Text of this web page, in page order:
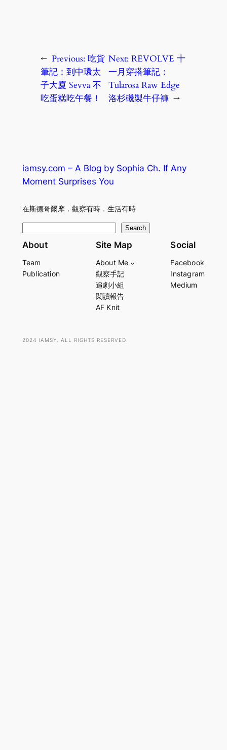
← Previous: 吃貨
筆記：到中環太
子大廈 Sevva 不
吃蛋糕吃午餐！
Next: REVOLVE 十
一月穿搭筆記：
Tularosa Raw Edge
洛杉磯製牛仔褲 →
iamsy.com – A Blog by Sophia Ch. If Any
Moment Surprises You
在斯德哥爾摩．觀察有時．生活有時
e
r
Search
About
Team
Publication
Site Map
About Me
觀察手記
追劇小組
閱讀報告
AF Knit
Social
Facebook
Instagram
Medium
2024 IAMSY. ALL RIGHTS RESERVED.